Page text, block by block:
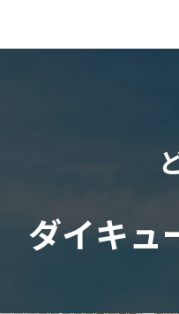
ダイキュ